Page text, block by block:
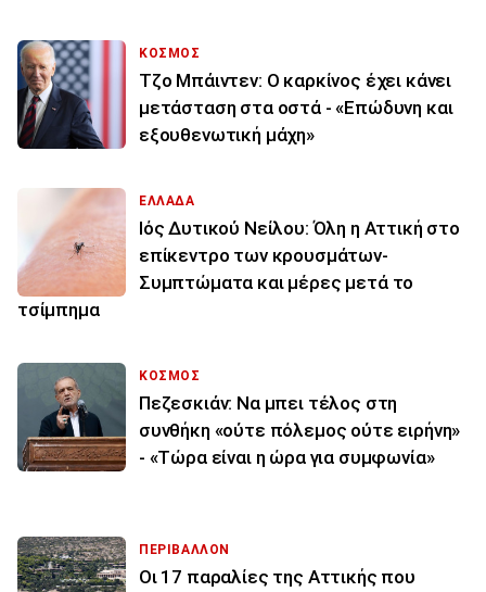
ΚΟΣΜΟΣ
Τζο Μπάιντεν: Ο καρκίνος έχει κάνει
μετάσταση στα οστά - «Επώδυνη και
εξουθενωτική μάχη»
ΕΛΛΑΔΑ
Ιός Δυτικού Νείλου: Όλη η Αττική στο
επίκεντρο των κρουσμάτων-
Συμπτώματα και μέρες μετά το
τσίμπημα
ΚΟΣΜΟΣ
Πεζεσκιάν: Να μπει τέλος στη
συνθήκη «ούτε πόλεμος ούτε ειρήνη»
- «Τώρα είναι η ώρα για συμφωνία»
ΠΕΡΙΒΑΛΛΟΝ
Οι 17 παραλίες της Αττικής που